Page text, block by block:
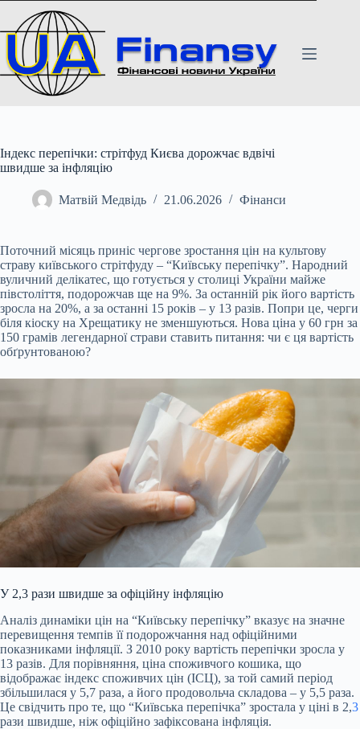
вмісту
Індекс перепічки: стрітфуд Києва дорожчає вдвічі
швидше за інфляцію
Матвій Медвідь 21.06.2026 Фінанси
Поточний місяць приніс чергове зростання цін на культову
страву київського стрітфуду – “Київську перепічку”. Народний
вуличний делікатес, що готується у столиці України майже
півстоліття, подорожчав ще на 9%. За останній рік його вартість
зросла на 20%, а за останні 15 років – у 13 разів. Попри це, черги
біля кіоску на Хрещатику не зменшуються. Нова ціна у 60 грн за
150 грамів легендарної страви ставить питання: чи є ця вартість
обґрунтованою?
У 2,3 рази швидше за офіційну інфляцію
Аналіз динаміки цін на “Київську перепічку” вказує на значне
перевищення темпів її подорожчання над офіційними
показниками інфляції. З 2010 року вартість перепічки зросла у
13 разів. Для порівняння, ціна споживчого кошика, що
відображає індекс споживчих цін (ІСЦ), за той самий період
збільшилася у 5,7 раза, а його продовольча складова – у 5,5 раза.
Це свідчить про те, що “Київська перепічка” зростала у ціні в 2,3
рази швидше, ніж офіційно зафіксована інфляція.